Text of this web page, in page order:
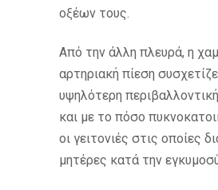
οξέων τους.
Από την άλλη πλευρά, η
αρτηριακή πίεση
υψηλότερη
και με το πόσο
οι γειτονιές στις οποίες
μητέρες κατά την